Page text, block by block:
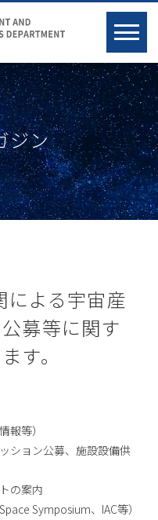
ジン
による宇宙産
公募等に関す
す。
報等）
ション公募、施設設備供
の案内
Symposium、IAC等）